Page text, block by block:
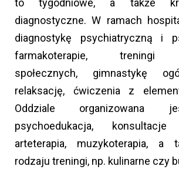
to tygodniowe, a także
diagnostyczne. W ramach
diagnostykę psychiatryczną i
farmakoterapie, treningi
społecznych, gimnastykę
relaksację, ćwiczenia z
Oddziale organizowana
psychoedukacja,
arteterapia, muzykoterapia, a
rodzaju treningi, np. kulinarne czy